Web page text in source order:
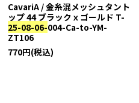
CavariA / 金糸混メッシュタント
ップ 44 ブラックｘゴールド T-
25-08-06-004-Ca-to-YM-
ZT106
770円(税込)